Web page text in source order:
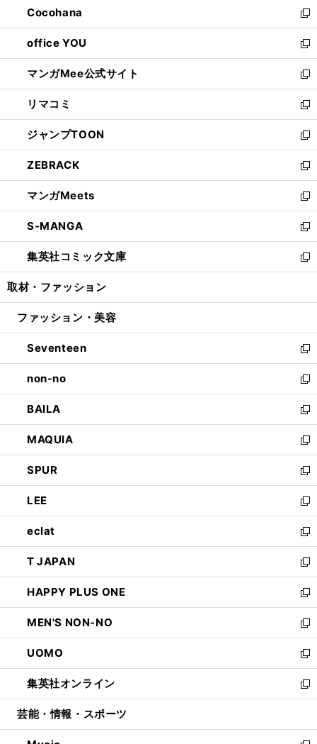
く
で
開
く
ド
ウ
で
開
く
い
ウ
ィ
ン
ド
ウ
で
開
く
Cocohana
新
し
い
ウ
ィ
ン
ド
ウ
で
開
く
office YOU
新
し
い
ウ
ィ
ン
ド
ウ
で
開
く
マンガMee公式サイト
新
し
い
ウ
ィ
ン
ド
ウ
で
開
く
リマコミ
新
し
い
ウ
ィ
ン
ド
ウ
で
開
く
ジャンプTOON
新
し
い
ウ
ィ
ン
ド
ウ
で
開
ZEBRACK
新
し
い
ウ
ィ
ン
ド
ウ
開
マンガMeets
新
し
い
ウ
ィ
ン
ウ
開
く
S-MANGA
新
し
い
ウ
ン
ウ
で
開
く
集英社コミック文庫
新
し
ウ
ン
ド
ウ
で
開
く
取材・ファッション
ファッション・美容
Seventeen
新
し
い
ウ
ィ
ン
ド
ウ
で
開
く
non-no
新
し
い
ウ
ィ
ン
ド
ウ
で
開
く
BAILA
新
し
い
ウ
ィ
ン
ド
ウ
で
開
く
MAQUIA
新
し
い
ウ
ィ
ン
ド
ウ
で
開
く
SPUR
新
し
い
ウ
ィ
ン
ド
ウ
で
開
く
LEE
新
し
い
ウ
ィ
ン
ド
ウ
で
開
く
eclat
新
し
い
ウ
ィ
ン
ド
ウ
で
開
く
T JAPAN
新
し
い
ウ
ィ
ン
ド
ウ
で
開
HAPPY PLUS ONE
新
し
い
ウ
ィ
ン
ド
ウ
開
MEN'S NON-NO
新
し
い
ウ
ィ
ン
ウ
UOMO
新
し
い
ウ
ン
集英社オンライン
新
し
ウ
芸能・情報・スポーツ